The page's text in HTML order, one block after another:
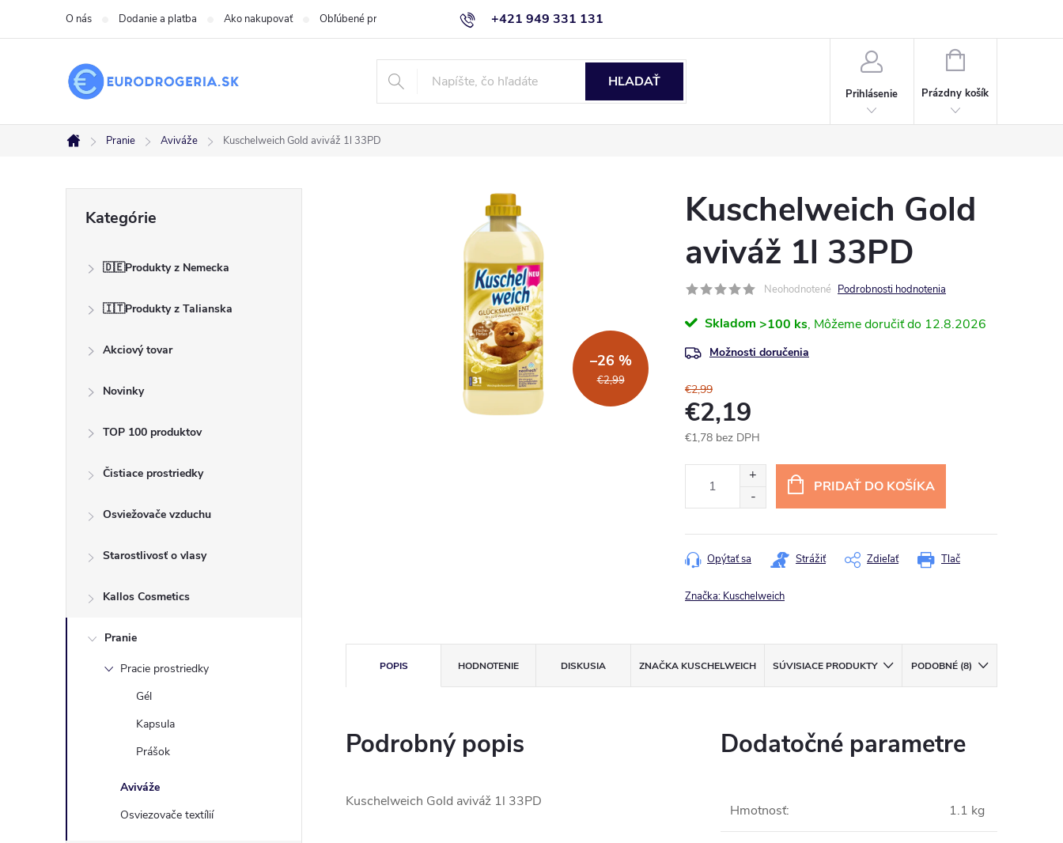
+421 949 331 131
O nás Dodanie a platba Ako nakupovať Obľúbené produkty Obchodné podmienky
HĽADAŤ
Prihlásenie
NÁKUPNÝ
Prázdny košík
Domov
Pranie Aviváže Kuschelweich Gold aviváž 1l 33PD
kategórie
Kategórie
🇩🇪Produkty z Nemecka
🇮🇹Produkty z Talianska
Akciový tovar
Novinky
TOP 100 produktov
Čistiace prostriedky
Osviežovače vzduchu
Starostlivosť o vlasy
Kallos Cosmetics
Pranie
Pracie prostriedky
Gél
Kapsula
Prášok
Aviváže
Osviezovače textílií
€2,99
–26 %
Kuschelweich Gold
aviváž 1l 33PD
Neohodnotené Podrobnosti hodnotenia
Skladom >100 ks 12.8.2026
Možnosti doručenia
€2,99
€2,19
€1,78 bez DPH
PRIDAŤ DO KOŠÍKA
Tlač
Opýtať sa Strážiť Zdieľať
Značka: Kuschelweich
POPIS HODNOTENIE DISKUSIA ZNAČKA KUSCHELWEICH SÚVISIACE PRODUKTY PODOBNÉ (8)
Podrobný popis
Kuschelweich Gold aviváž 1l 33PD
Dodatočné parametre
Hmotnosť: 1.1 kg